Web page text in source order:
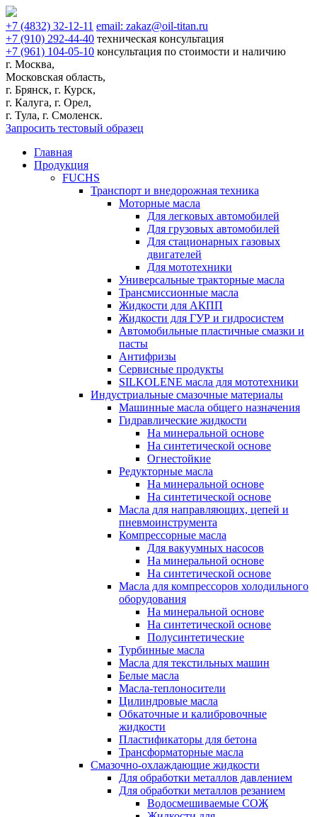
+7 (4832) 32-12-11 email: zakaz@oil-titan.ru
+7 (910) 292-44-40 техническая консультация
+7 (961) 104-05-10 консультация по стоимости и наличию
г. Москва,
Московская область,
г. Брянск, г. Курск,
г. Калуга, г. Орел,
г. Тула, г. Смоленск.
Запросить тестовый образец
Главная
Продукция
FUCHS
Транспорт и внедорожная техника
Моторные масла
Для легковых автомобилей
Для грузовых автомобилей
Для стационарных газовых
двигателей
Для мототехники
Универсальные тракторные масла
Трансмиссионные масла
Жидкости для АКПП
Жидкости для ГУР и гидросистем
Автомобильные пластичные смазки и
пасты
Антифризы
Сервисные продукты
SILKOLENE масла для мототехники
Индустриальные смазочные материалы
Машинные масла общего назначения
Гидравлические жидкости
На минеральной основе
На синтетической основе
Огнестойкие
Редукторные масла
На минеральной основе
На синтетической основе
Масла для направляющих, цепей и
пневмоинструмента
Компрессорные масла
Для вакуумных насосов
На минеральной основе
На синтетической основе
Масла для компрессоров холодильного
оборудования
На минеральной основе
На синтетической основе
Полусинтетические
Турбинные масла
Масла для текстильных машин
Белые масла
Масла-теплоносители
Цилиндровые масла
Обкаточные и калибровочные
жидкости
Пластификаторы для бетона
Трансформаторные масла
Смазочно-охлаждающие жидкости
Для обработки металлов давлением
Для обработки металлов резанием
Водосмешиваемые СОЖ